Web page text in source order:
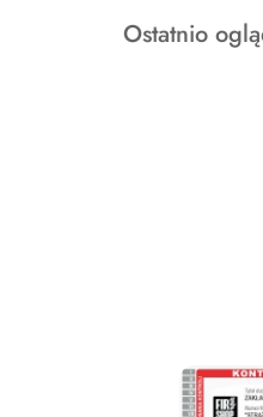
statusie:
Produkty
Ostatnio